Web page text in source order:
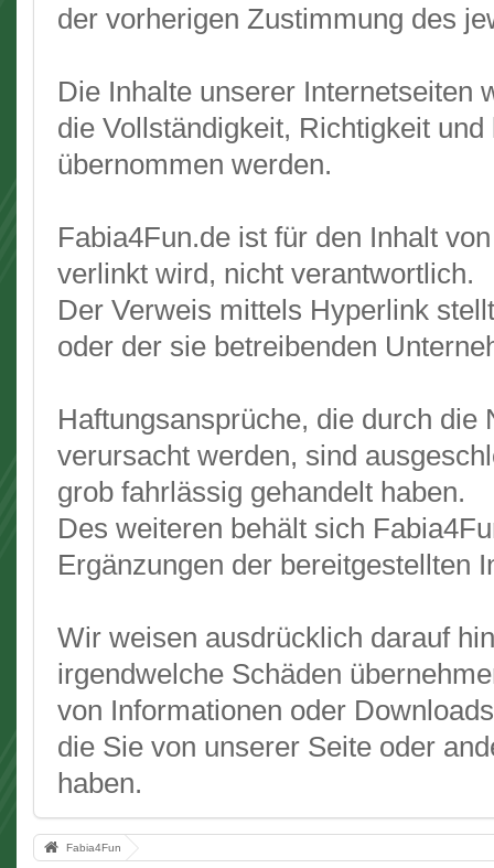
der vorherigen Zustimmung des
Die Inhalte unserer Internetseiten
die Vollständigkeit, Richtigkeit
übernommen werden.
Fabia4Fun.de ist für den Inhalt
verlinkt wird, nicht verantwortlich.
Der Verweis mittels Hyperlink
oder der sie betreibenden
Haftungsansprüche, die durch die
verursacht werden, sind
grob fahrlässig gehandelt haben.
Des weiteren behält sich
Ergänzungen der bereitgestellten
Wir weisen ausdrücklich darauf
irgendwelche Schäden
von Informationen oder
die Sie von unserer Seite oder
haben.
Fabia4Fun